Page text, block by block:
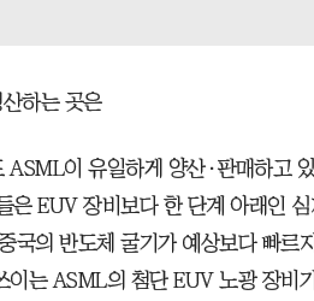
하는 곳은
ASML이 유일하게 양산·판매하고
은 EUV 장비보다 한 단계 아래인
국의 반도체 굴기가 예상보다 빠르
이는 ASML의 첨단 EUV 노광 장비